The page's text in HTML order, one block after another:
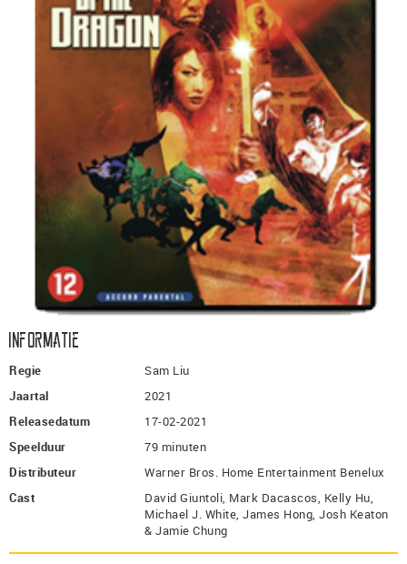
Informatie
Regie
Sam Liu
Jaartal
2021
Releasedatum
17-02-2021
Speelduur
79 minuten
Distributeur
Warner Bros. Home Entertainment Benelux
Cast
David Giuntoli, Mark Dacascos, Kelly Hu,
Michael J. White, James Hong, Josh Keaton
& Jamie Chung